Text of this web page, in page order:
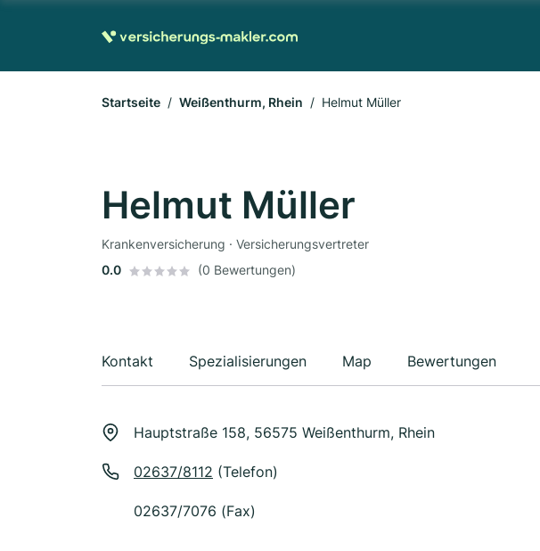
Startseite Weißenthurm, Rhein Helmut Müller
Helmut Müller
Krankenversicherung · Versicherungsvertreter
0.0
(0 Bewertungen)
Kontakt Spezialisierungen Map Bewertungen
Hauptstraße 158, 56575 Weißenthurm, Rhein
02637/8112 (Telefon)
02637/7076 (Fax)